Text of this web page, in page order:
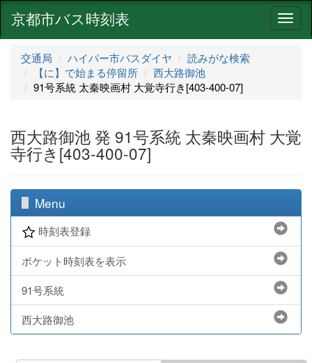
ナ
ビ
京都市バス時刻表
交通局 ハイパー市バスダイヤ
読みがな検索
【に】で始まる停留所
西大路御池
91号系統 太秦映画村 大覚寺行き[403-400-07]
西大路御池 発 91号系統 太秦映画村 大覚
寺行き[403-400-07]
Menu
時刻表登録
ポケット時刻表を表示
91号系統
西大路御池